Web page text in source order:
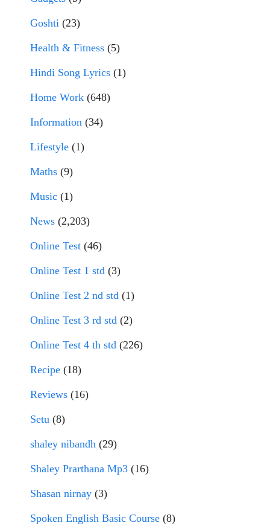
Goshti (23)
Health & Fitness (5)
Hindi Song Lyrics (1)
Home Work (648)
Information (34)
Lifestyle (1)
Maths (9)
Music (1)
News (2,203)
Online Test (46)
Online Test 1 std (3)
Online Test 2 nd std (1)
Online Test 3 rd std (2)
Online Test 4 th std (226)
Recipe (18)
Reviews (16)
Setu (8)
shaley nibandh (29)
Shaley Prarthana Mp3 (16)
Shasan nirnay (3)
Spoken English Basic Course (8)